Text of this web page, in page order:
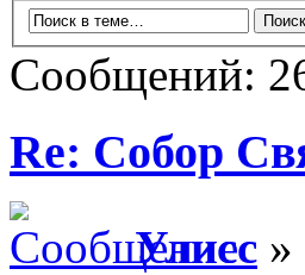
Сообщений:
Re: Собор
Улисс »